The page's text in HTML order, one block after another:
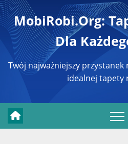
Перейти
к
содержимому
MobiRobi.org:
Dla
Twój najważniejszy
idealnej tapety